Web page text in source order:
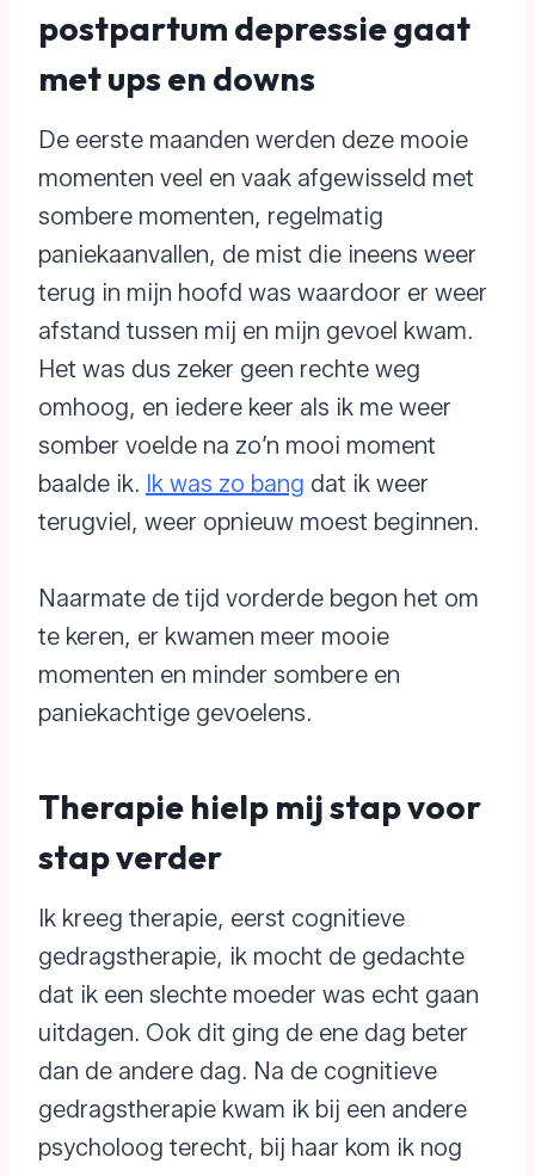
postpartum depressie gaat
met ups en downs
De eerste maanden werden deze mooie
momenten veel en vaak afgewisseld met
sombere momenten, regelmatig
paniekaanvallen, de mist die ineens weer
terug in mijn hoofd was waardoor er weer
afstand tussen mij en mijn gevoel kwam.
Het was dus zeker geen rechte weg
omhoog, en iedere keer als ik me weer
somber voelde na zo’n mooi moment
baalde ik. Ik was zo bang dat ik weer
terugviel, weer opnieuw moest beginnen.
Naarmate de tijd vorderde begon het om
te keren, er kwamen meer mooie
momenten en minder sombere en
paniekachtige gevoelens.
Therapie hielp mij stap voor
stap verder
Ik kreeg therapie, eerst cognitieve
gedragstherapie, ik mocht de gedachte
dat ik een slechte moeder was echt gaan
uitdagen. Ook dit ging de ene dag beter
dan de andere dag. Na de cognitieve
gedragstherapie kwam ik bij een andere
psycholoog terecht, bij haar kom ik nog